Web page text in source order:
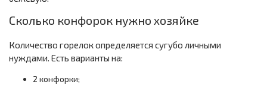
Сколько конфорок нужно хозяйке
Количество горелок определяется сугубо личными
нуждами. Есть варианты на:
2 конфорки;